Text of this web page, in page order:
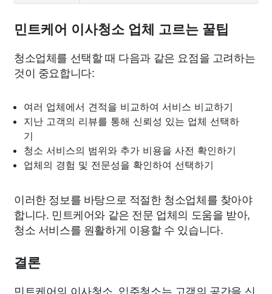
민트케어 이사청소 업체 고르는 꿀팁
청소업체를 선택할 때 다음과 같은 요점을 고려하는
것이 중요합니다:
여러 업체에서 견적을 비교하여 서비스 비교하기
지난 고객의 리뷰를 통해 신뢰성 있는 업체 선택하
기
청소 서비스의 범위와 추가 비용을 사전 확인하기
업체의 경험 및 전문성을 확인하여 선택하기
이러한 정보를 바탕으로 적절한 청소업체를 찾아야
합니다. 민트케어와 같은 전문 업체의 도움을 받아,
청소 서비스를 원활하게 이용할 수 있습니다.
결론
민트케어의 이사청소, 입주청소는 고객의 공간을 신